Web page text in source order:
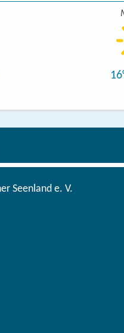
16
Seenland e. V.